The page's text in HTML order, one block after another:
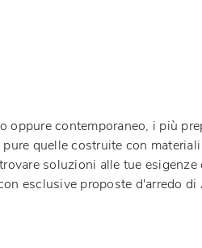
contemporaneo, i più
quelle costruite con
soluzioni alle tue
esclusive proposte d'arredo di